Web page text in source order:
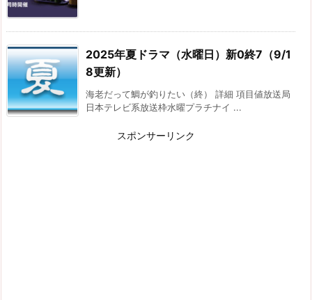
2025年夏ドラマ（水曜日）新0終7（9/1
8更新）
海老だって鯛が釣りたい（終） 詳細 項目値放送局
日本テレビ系放送枠水曜プラチナイ ...
スポンサーリンク